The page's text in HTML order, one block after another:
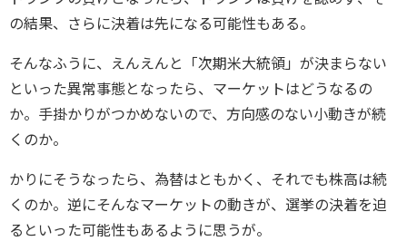
の結果、さらに決着は先になる可能性もある。
そんなふうに、えんえんと「次期米大統領」が決まらない
といった異常事態となったら、マーケットはどうなるの
か。手掛かりがつかめないので、方向感のない小動きが続
くのか。
かりにそうなったら、為替はともかく、それでも株高は続
くのか。逆にそんなマーケットの動きが、選挙の決着を迫
るといった可能性もあるように思うが。